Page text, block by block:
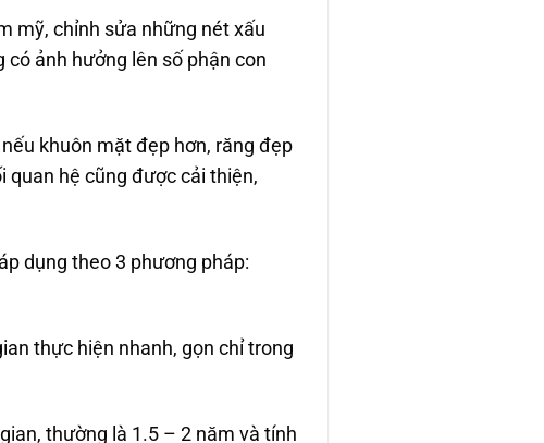
mỹ, chỉnh sửa những nét xấu
ảnh hưởng lên số phận con
khuôn mặt đẹp hơn, răng đẹp
quan hệ cũng được cải thiện,
dụng theo 3 phương pháp:
thực hiện nhanh, gọn chỉ trong
thường là 1.5 – 2 năm và tính